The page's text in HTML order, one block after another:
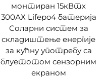
монтиран 15кВтх
300АХ Lifepo4 батерија
Соларни систем за
складиштење енергије
за кућну употребу са
блуетотом сензорним
екраном